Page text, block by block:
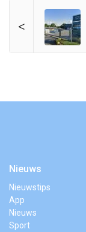
<
Nieuws
Nieuwstips
App
Nieuws
Sport